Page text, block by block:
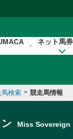
ネット馬
馬検索 > 競走馬情報
Miss Sovereign